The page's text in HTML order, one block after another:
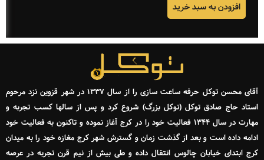
افزودن به سبد خرید
آقای محسن توکل حرفه ساعت سازی را از سال ۱۳۳۷ در شهر قزوین نزد مرحوم
استاد حاج صادق توکل (توکل بزرگ) شروع کرد و پس از سالها کسب تجربه و
مهارت در سال ۱۳۴۴ فعالیت خود را در کرج آغاز نموده و تاکنون به فعالیت خود
ادامه داده است و بعد از گذشت زمان و گسترش شهر کرج مغازه خود را به میدان
کرج ابتدای خیابان چالوس انتقال داده و طی بیش از نیم قرن تجربه در عرصه